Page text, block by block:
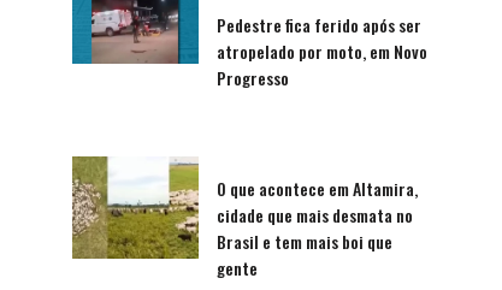
Pedestre fica ferido após ser
atropelado por moto, em Novo
Progresso
O que acontece em Altamira,
cidade que mais desmata no
Brasil e tem mais boi que
gente